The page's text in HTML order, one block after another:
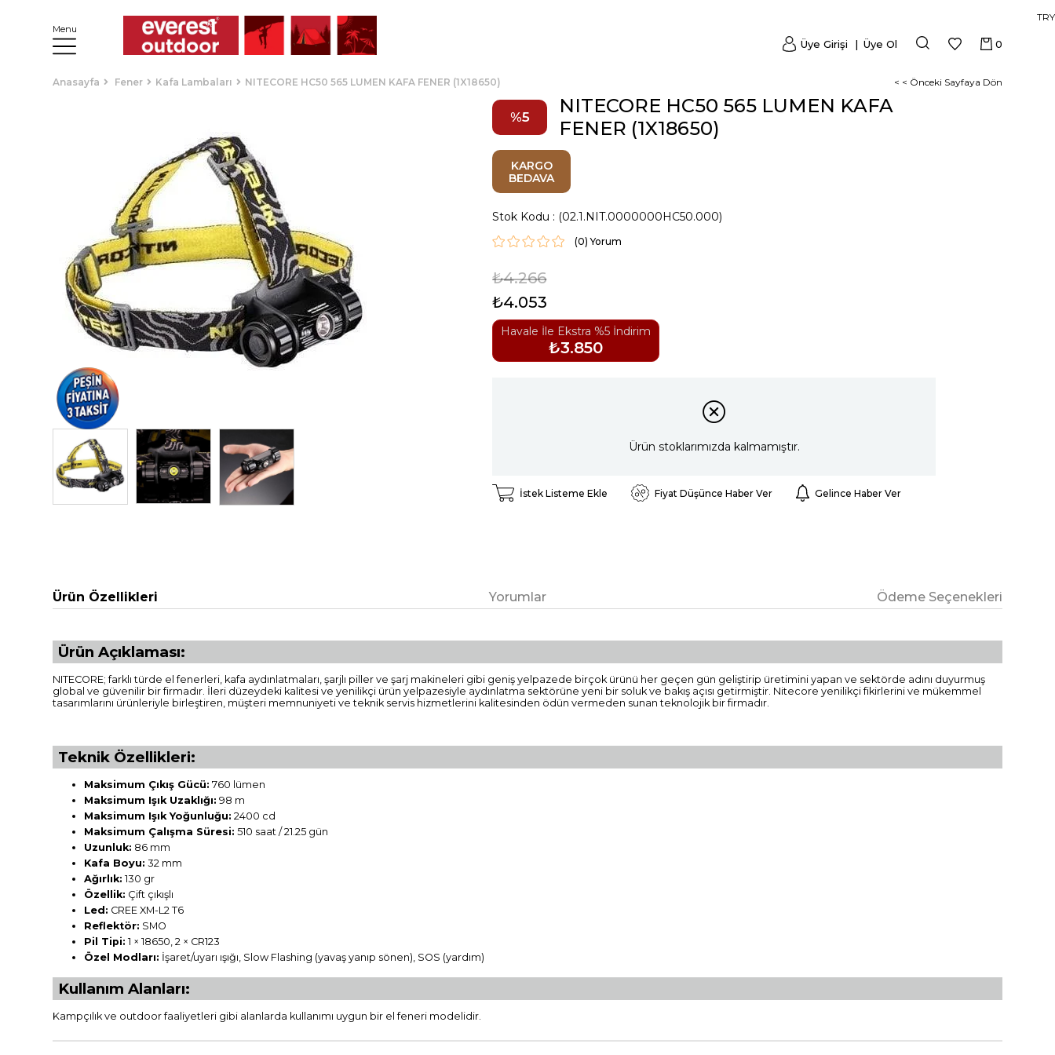
Menu
TRY
0
Üye Girişi Üye Ol
Anasayfa Fener Kafa Lambaları NITECORE HC50 565 LUMEN KAFA FENER (1X18650) < < Önceki Sayfaya Dön
5
NITECORE HC50 565 LUMEN KAFA
FENER (1X18650)
KARGO
BEDAVA
Stok Kodu (02.1.NIT.0000000HC50.000)
(0)
₺4.266
₺4.053
Havale İle Ekstra %5 İndirim
₺3.850
Ürün stoklarımızda kalmamıştır.
İstek Listeme Ekle Fiyat Düşünce Haber Ver Gelince Haber Ver
Ürün Özellikleri Yorumlar Ödeme Seçenekleri
Ürün Açıklaması:
NITECORE; farklı türde el fenerleri, kafa aydınlatmaları, şarjlı piller ve şarj makineleri gibi geniş yelpazede birçok ürünü her geçen gün geliştirip üretimini yapan ve sektörde adını duyurmuş
global ve güvenilir bir firmadır. İleri düzeydeki kalitesi ve yenilikçi ürün yelpazesiyle aydınlatma sektörüne yeni bir soluk ve bakış açısı getirmiştir. Nitecore yenilikçi fikirlerini ve mükemmel
tasarımlarını ürünleriyle birleştiren, müşteri memnuniyeti ve teknik servis hizmetlerini kalitesinden ödün vermeden sunan teknolojik bir firmadır.
Teknik Özellikleri:
Maksimum Çıkış Gücü: 760 lümen
Maksimum Işık Uzaklığı: 98 m
Maksimum Işık Yoğunluğu: 2400 cd
Maksimum Çalışma Süresi: 510 saat / 21.25 gün
Uzunluk: 86 mm
Kafa Boyu: 32 mm
Ağırlık: 130 gr
Özellik: Çift çıkışlı
Led: CREE XM-L2 T6
Reflektör: SMO
Pil Tipi: 1 × 18650, 2 × CR123
Özel Modları: İşaret/uyarı ışığı, Slow Flashing (yavaş yanıp sönen), SOS (yardım)
Kullanım Alanları:
Kampçılık ve outdoor faaliyetleri gibi alanlarda kullanımı uygun bir el feneri modelidir.